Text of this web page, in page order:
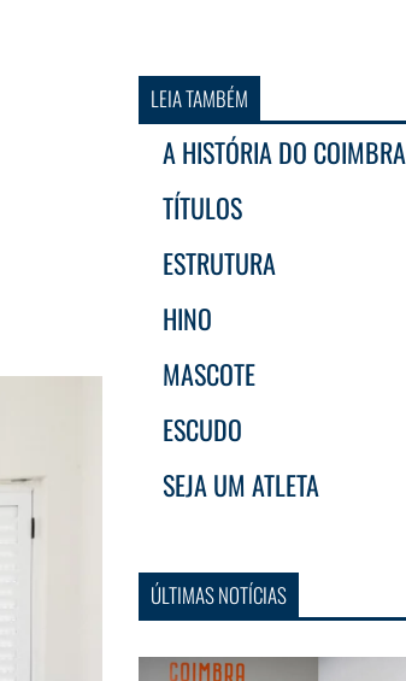
LEIA TAMBÉM
A HISTÓRIA DO COIMBRA
TÍTULOS
ESTRUTURA
HINO
MASCOTE
ESCUDO
SEJA UM ATLETA
ÚLTIMAS NOTÍCIAS